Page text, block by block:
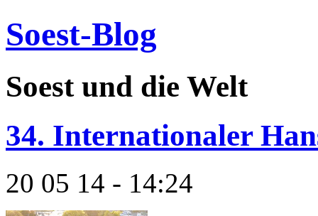
Soest-Blog
Soest und die Welt
34. Internationaler
20 05 14 - 14:24